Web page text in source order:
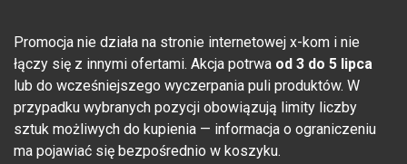
Promocja nie działa na stronie internetowej x-kom i nie
łączy się z innymi ofertami. Akcja potrwa od 3 do 5 lipca
lub do wcześniejszego wyczerpania puli produktów. W
przypadku wybranych pozycji obowiązują limity liczby
sztuk możliwych do kupienia — informacja o ograniczeniu
ma pojawiać się bezpośrednio w koszyku.